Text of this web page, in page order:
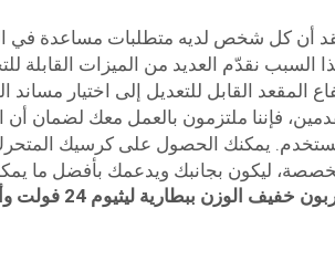
أن كل شخص لديه متطلبات مساعدة في
السبب نقدّم العديد من الميزات القابلة
المقعد القابل للتعديل إلى اختيار
فإننا ملتزمون بالعمل معك لضمان
يمكنك الحصول على كرسيك
ليكون بجانبك ويدعمك بأفضل ما
خفيف الوزن ببطارية ليثيوم 24 فولت وأربع عجلات